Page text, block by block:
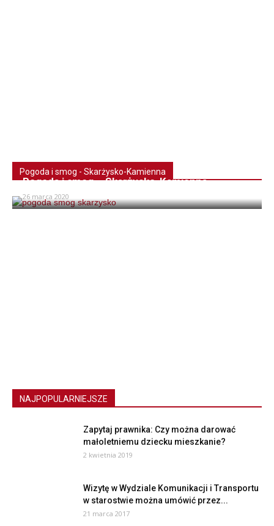
Pogoda i smog - Skarżysko-Kamienna
Pogoda i smog – Skarżysko-Kamienna
26 marca 2020
NAJPOPULARNIEJSZE
Zapytaj prawnika: Czy można darować
małoletniemu dziecku mieszkanie?
2 kwietnia 2019
Wizytę w Wydziale Komunikacji i Transportu
w starostwie można umówić przez...
21 marca 2017